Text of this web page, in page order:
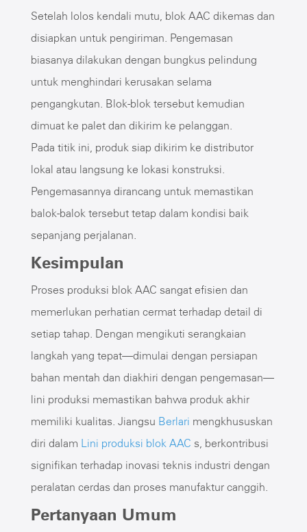
Setelah lolos kendali mutu, blok AAC dikemas dan
disiapkan untuk pengiriman. Pengemasan
biasanya dilakukan dengan bungkus pelindung
untuk menghindari kerusakan selama
pengangkutan. Blok-blok tersebut kemudian
dimuat ke palet dan dikirim ke pelanggan.
Pada titik ini, produk siap dikirim ke distributor
lokal atau langsung ke lokasi konstruksi.
Pengemasannya dirancang untuk memastikan
balok-balok tersebut tetap dalam kondisi baik
sepanjang perjalanan.
Kesimpulan
Proses produksi blok AAC sangat efisien dan
memerlukan perhatian cermat terhadap detail di
setiap tahap. Dengan mengikuti serangkaian
langkah yang tepat—dimulai dengan persiapan
bahan mentah dan diakhiri dengan pengemasan—
lini produksi memastikan bahwa produk akhir
memiliki kualitas. Jiangsu Berlari mengkhususkan
diri dalam Lini produksi blok AAC s, berkontribusi
signifikan terhadap inovasi teknis industri dengan
peralatan cerdas dan proses manufaktur canggih.
Pertanyaan Umum